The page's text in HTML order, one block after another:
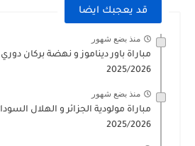
قد يعجبك ايضا
منذ بضع شهور
مباراة باور ديناموز و نهضة بركان
2025/2026
منذ بضع شهور
مباراة مولودية الجزائر و الهلال
2025/2026